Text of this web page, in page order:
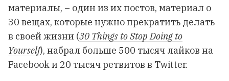
материалы, – один из их постов, материал о
30 вещах, которые нужно прекратить делать
в своей жизни (30 Things to Stop Doing to
Yourself), набрал больше 500 тысяч лайков на
Facebook и 20 тысяч ретвитов в Twitter.